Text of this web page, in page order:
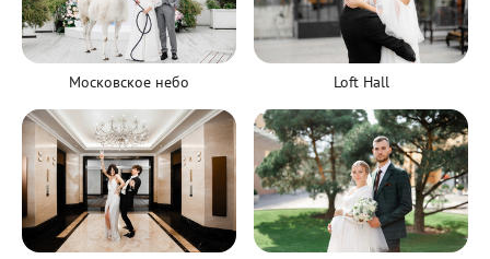
Московское небо Loft Hall